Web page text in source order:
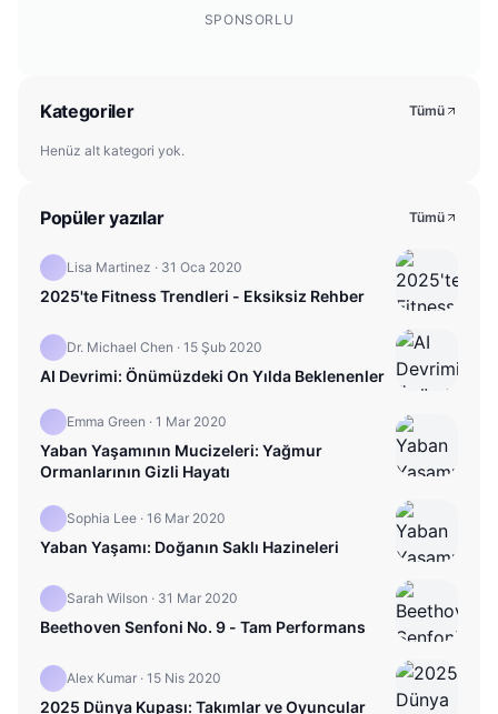
SPONSORLU
Kategoriler Tümü
Henüz alt kategori yok.
Popüler yazılar Tümü
Lisa Martinez · 31 Oca 2020
2025'te Fitness Trendleri - Eksiksiz Rehber
Dr. Michael Chen · 15 Şub 2020
AI Devrimi: Önümüzdeki On Yılda Beklenenler
Emma Green · 1 Mar 2020
Yaban Yaşamının Mucizeleri: Yağmur
Ormanlarının Gizli Hayatı
Sophia Lee · 16 Mar 2020
Yaban Yaşamı: Doğanın Saklı Hazineleri
Sarah Wilson · 31 Mar 2020
Beethoven Senfoni No. 9 - Tam Performans
Alex Kumar · 15 Nis 2020
2025 Dünya Kupası: Takımlar ve Oyuncular